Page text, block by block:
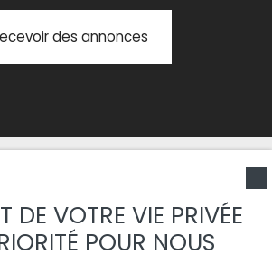
des annonces
DE VOTRE VIE PRIVÉE
POUR NOUS